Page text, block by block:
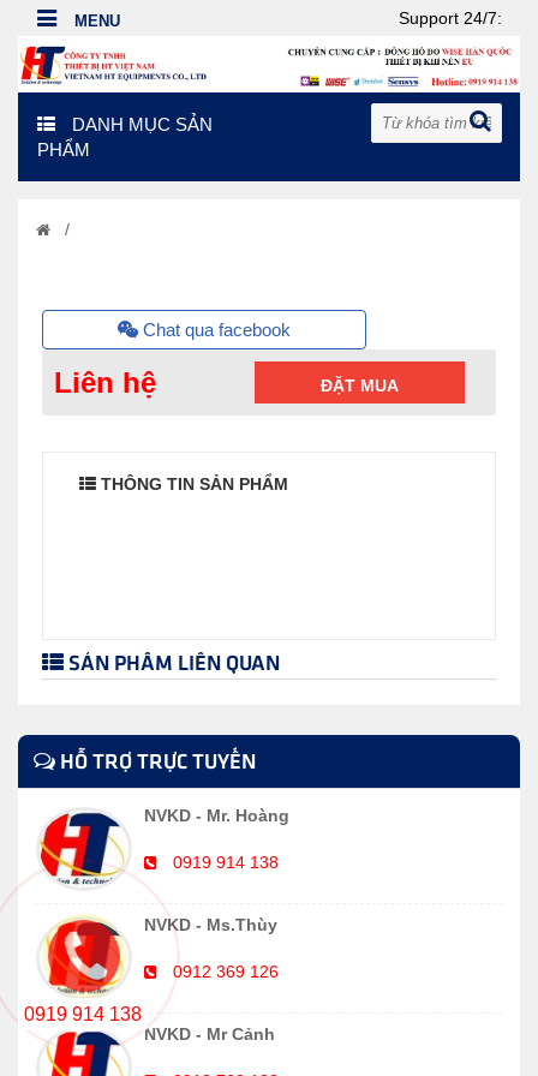
Support 24/7:
DANH MỤC SẢN
PHẨM
/
Chat qua facebook
Liên hệ ĐẶT MUA
THÔNG TIN SẢN PHẨM
SẢN PHẨM LIÊN QUAN
HỖ TRỢ TRỰC TUYẾN
NVKD - Mr. Hoàng
0919 914 138
NVKD - Ms.Thùy
0912 369 126
NVKD - Mr Cảnh
0919 914 138